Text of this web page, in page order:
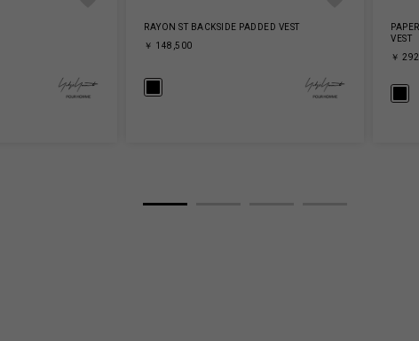
RAYON ST BACKSIDE PADDED VEST
￥ 148,500
VEST
￥